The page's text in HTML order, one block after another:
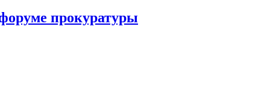
прокуратуры